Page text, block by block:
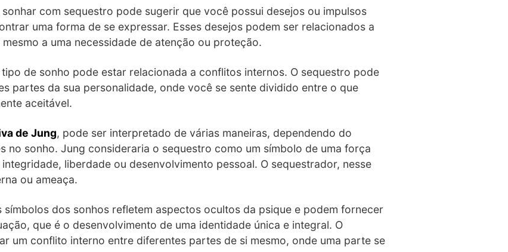
sonhar com sequestro pode sugerir que você possui desejos ou impulsos
uma forma de se expressar. Esses desejos podem ser relacionados a
a uma necessidade de atenção ou proteção.
de sonho pode estar relacionada a conflitos internos. O sequestro pode
partes da sua personalidade, onde você se sente dividido entre o que
aceitável.
de Jung, pode ser interpretado de várias maneiras, dependendo do
no sonho. Jung consideraria o sequestro como um símbolo de uma força
liberdade ou desenvolvimento pessoal. O sequestrador, nesse
ou ameaça.
dos sonhos refletem aspectos ocultos da psique e podem fornecer
que é o desenvolvimento de uma identidade única e integral. O
um conflito interno entre diferentes partes de si mesmo, onde uma parte se